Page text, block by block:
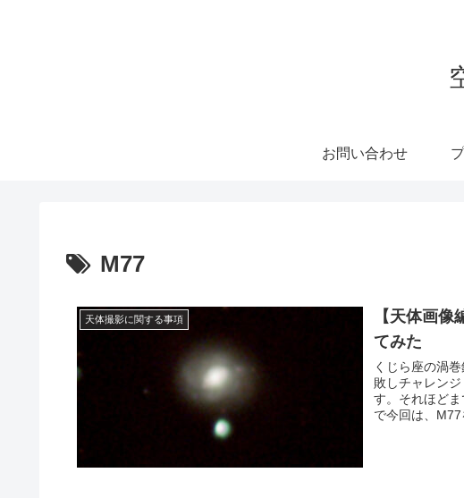
お問い合わせ
M77
天体撮影に関する事項
【天体画
てみた
くじら座の渦
敗しチャレン
す。それほど
で今回は、M77